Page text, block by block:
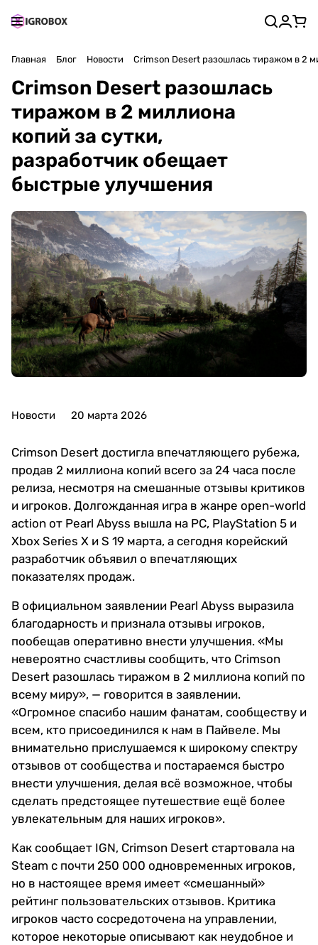
Главная Блог Новости Crimson Desert разошлась тиражом в 2
Crimson Desert разошлась
тиражом в 2 миллиона
копий за сутки,
разработчик обещает
быстрые улучшения
Новости 20 марта 2026
Crimson Desert достигла впечатляющего рубежа,
продав 2 миллиона копий всего за 24 часа после
релиза, несмотря на смешанные отзывы критиков
и игроков. Долгожданная игра в жанре open-world
action от Pearl Abyss вышла на PC, PlayStation 5 и
Xbox Series X и S 19 марта, а сегодня корейский
разработчик объявил о впечатляющих
показателях продаж.
В официальном заявлении Pearl Abyss выразила
благодарность и признала отзывы игроков,
пообещав оперативно внести улучшения. «Мы
невероятно счастливы сообщить, что Crimson
Desert разошлась тиражом в 2 миллиона копий по
всему миру», — говорится в заявлении.
«Огромное спасибо нашим фанатам, сообществу и
всем, кто присоединился к нам в Пайвеле. Мы
внимательно прислушаемся к широкому спектру
отзывов от сообщества и постараемся быстро
внести улучшения, делая всё возможное, чтобы
сделать предстоящее путешествие ещё более
увлекательным для наших игроков».
Как сообщает IGN, Crimson Desert стартовала на
Steam с почти 250 000 одновременных игроков,
но в настоящее время имеет «смешанный»
рейтинг пользовательских отзывов. Критика
игроков часто сосредоточена на управлении,
которое некоторые описывают как неудобное и